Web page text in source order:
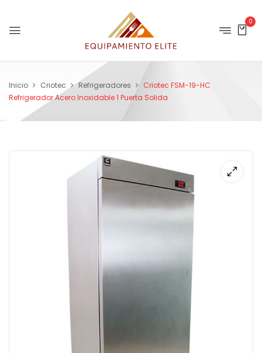
0
Inicio Criotec Refrigeradores
Criotec FSM-19-HC
Refrigerador Acero Inoxidable 1 Puerta Solida